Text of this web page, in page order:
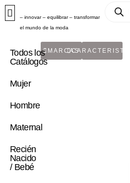
– innovar – equilibrar – transformar
el mundo de la moda
Todos los
Catálogos
Mujer
Hombre
Maternal
Recién
Nacido
/ Bebé
MARCAS